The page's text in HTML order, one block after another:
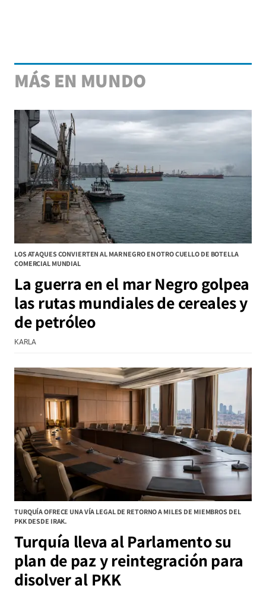
MÁS EN MUNDO
LOS ATAQUES CONVIERTEN AL MAR NEGRO EN OTRO CUELLO DE BOTELLA
COMERCIAL MUNDIAL
La guerra en el mar Negro golpea
las rutas mundiales de cereales y
de petróleo
KARLA
TURQUÍA OFRECE UNA VÍA LEGAL DE RETORNO A MILES DE MIEMBROS DEL
PKK DESDE IRAK.
Turquía lleva al Parlamento su
plan de paz y reintegración para
disolver al PKK